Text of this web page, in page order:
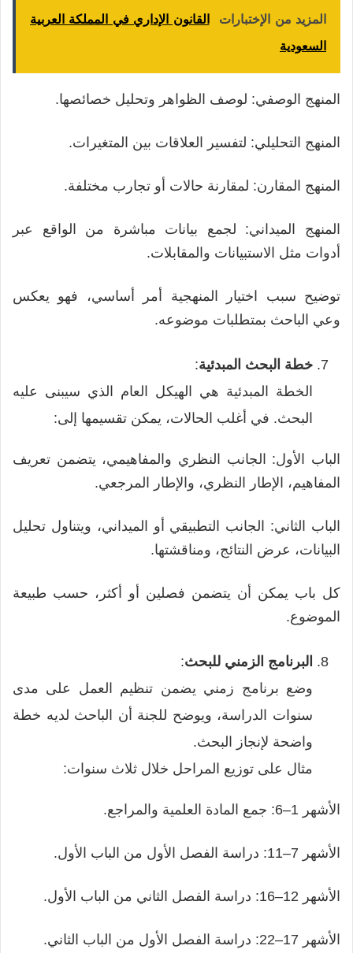
المزيد من الإختبارات
القانون الإداري في المملكة العربية
السعودية
المنهج الوصفي: لوصف الظواهر وتحليل خصائصها.
المنهج التحليلي: لتفسير العلاقات بين المتغيرات.
المنهج المقارن: لمقارنة حالات أو تجارب مختلفة.
المنهج الميداني: لجمع بيانات مباشرة من الواقع عبر
أدوات مثل الاستبيانات والمقابلات.
توضيح سبب اختيار المنهجية أمر أساسي، فهو يعكس
وعي الباحث بمتطلبات موضوعه.
خطة البحث المبدئية:
الخطة المبدئية هي الهيكل العام الذي سيبنى عليه
البحث. في أغلب الحالات، يمكن تقسيمها إلى:
الباب الأول: الجانب النظري والمفاهيمي، يتضمن تعريف
المفاهيم، الإطار النظري، والإطار المرجعي.
الباب الثاني: الجانب التطبيقي أو الميداني، ويتناول تحليل
البيانات، عرض النتائج، ومناقشتها.
كل باب يمكن أن يتضمن فصلين أو أكثر، حسب طبيعة
الموضوع.
البرنامج الزمني للبحث:
وضع برنامج زمني يضمن تنظيم العمل على مدى
سنوات الدراسة، ويوضح للجنة أن الباحث لديه خطة
واضحة لإنجاز البحث.
مثال على توزيع المراحل خلال ثلاث سنوات:
الأشهر 1–6: جمع المادة العلمية والمراجع.
الأشهر 7–11: دراسة الفصل الأول من الباب الأول.
الأشهر 12–16: دراسة الفصل الثاني من الباب الأول.
الأشهر 17–22: دراسة الفصل الأول من الباب الثاني.